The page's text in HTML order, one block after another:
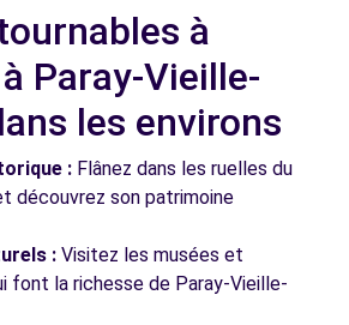
à
Paray-Vieille-
les environs
: Flânez dans les ruelles du
découvrez son patrimoine
: Visitez les musées et
font la richesse de Paray-Vieille-